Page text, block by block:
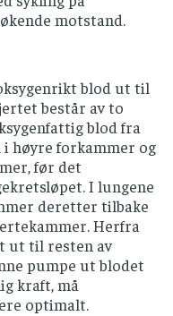
motstand.
blod ut til
består av to
blod fra
høyre forkammer og
før det
I lungene
deretter tilbake
Herfra
ut til resten av
pumpe ut blodet
kraft, må
optimalt.